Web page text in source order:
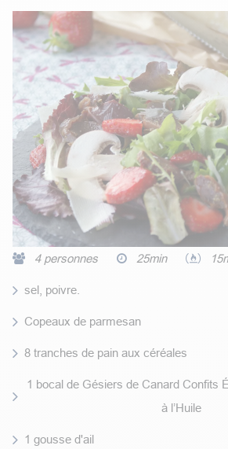
4 personnes 25min
sel, poivre.
Copeaux de parmesan
8 tranches de pain aux céréales
1 bocal de Gésiers de Canard Confits
à l’Huile
1 gousse d'ail